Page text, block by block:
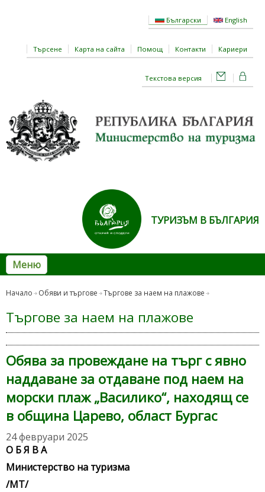
Български English
Търсене Карта на сайта Помощ Контакти Кариери
Текстова версия
ТУРИЗЪМ В БЪЛГАРИЯ
Меню
Начало Обяви и търгове Търгове за наем на плажове
Търгове за наем на плажове
Обява за провеждане на търг с явно
наддаване за отдаване под наем на
морски плаж „Василико“, находящ се
в община Царево, област Бургас
24 февруари 2025
О Б Я В А
Министерство на туризма
/МТ/